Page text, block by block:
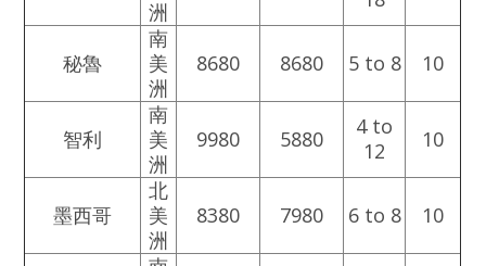
洲
秘魯
南
美
洲
8680 8680 5 to 8 10
智利
南
美
洲
9980 5880
4 to
12
10
墨西哥
北
美
洲
8380 7980 6 to 8 10